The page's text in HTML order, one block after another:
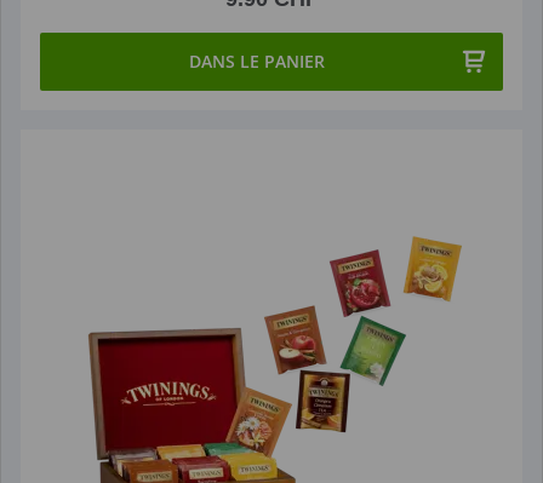
DANS LE PANIER